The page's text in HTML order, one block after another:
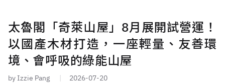
太魯閣「奇萊山屋」8月展開試營運！
以國產木材打造，一座輕量、友善環
境、會呼吸的綠能山屋
by Izzie Pang 2026-07-20